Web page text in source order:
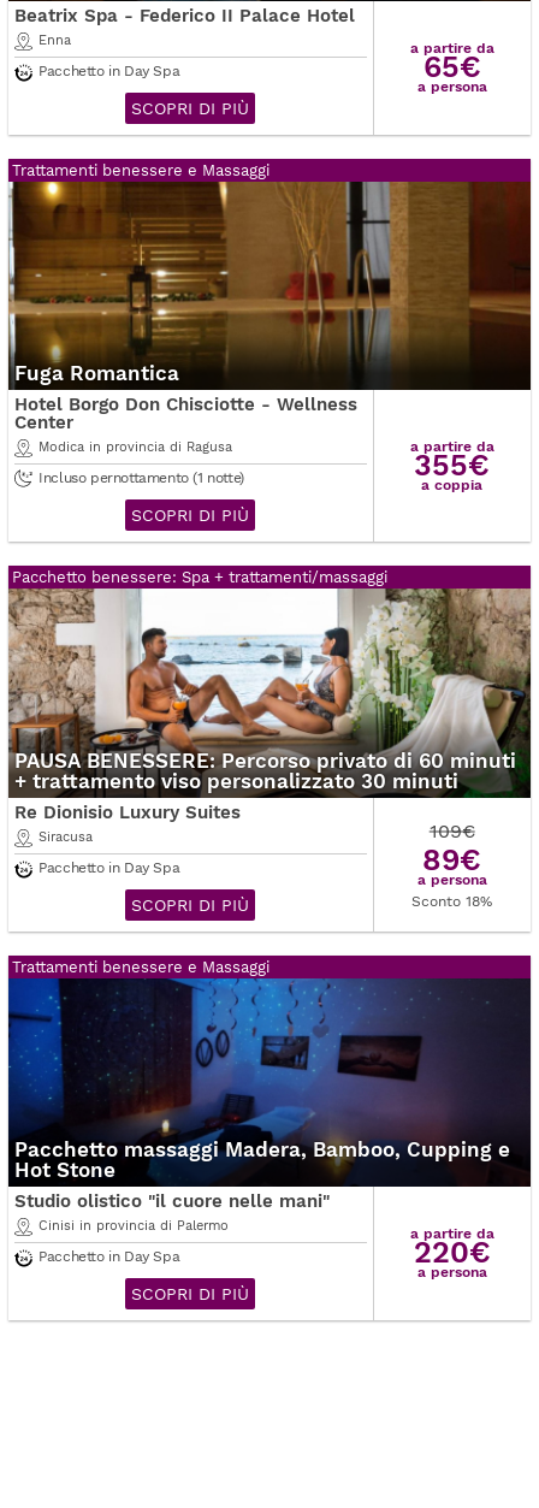
Beatrix Spa - Federico II Palace Hotel
Enna
Pacchetto in Day Spa
SCOPRI DI PIÙ
a partire da
65€
a persona
Trattamenti benessere e Massaggi
Fuga Romantica
Hotel Borgo Don Chisciotte - Wellness
Center
Modica in provincia di Ragusa
Incluso pernottamento (1 notte)
SCOPRI DI PIÙ
a partire da
355€
a coppia
Pacchetto benessere: Spa + trattamenti/massaggi
PAUSA BENESSERE: Percorso privato di 60 minuti
+ trattamento viso personalizzato 30 minuti
Re Dionisio Luxury Suites
Siracusa
Pacchetto in Day Spa
SCOPRI DI PIÙ
109€
89€
a persona
Sconto 18%
Trattamenti benessere e Massaggi
Pacchetto massaggi Madera, Bamboo, Cupping e
Hot Stone
Studio olistico "il cuore nelle mani"
Cinisi in provincia di Palermo
Pacchetto in Day Spa
SCOPRI DI PIÙ
a partire da
220€
a persona